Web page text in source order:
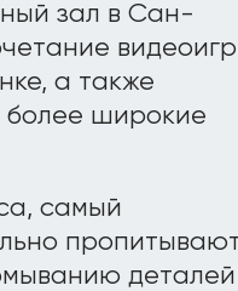
зал в Сан-
а также
более широкие
самый
деталей